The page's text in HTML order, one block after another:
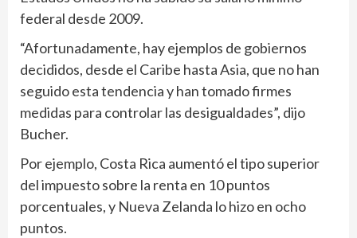
federal desde 2009.
“Afortunadamente, hay ejemplos de gobiernos
decididos, desde el Caribe hasta Asia, que no han
seguido esta tendencia y han tomado firmes
medidas para controlar las desigualdades”, dijo
Bucher.
Por ejemplo, Costa Rica aumentó el tipo superior
del impuesto sobre la renta en 10 puntos
porcentuales, y Nueva Zelanda lo hizo en ocho
puntos.